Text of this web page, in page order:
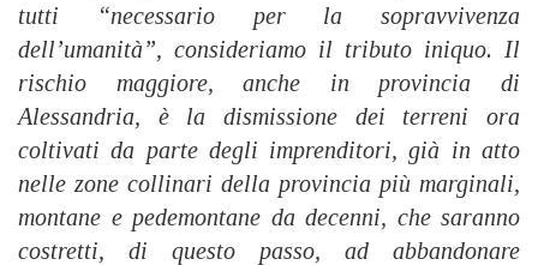
tutti “necessario per la sopravvivenza
dell’umanità”, consideriamo il tributo iniquo. Il
rischio maggiore, anche in provincia di
Alessandria, è la dismissione dei terreni ora
coltivati da parte degli imprenditori, già in atto
nelle zone collinari della provincia più marginali,
montane e pedemontane da decenni, che saranno
costretti, di questo passo, ad abbandonare